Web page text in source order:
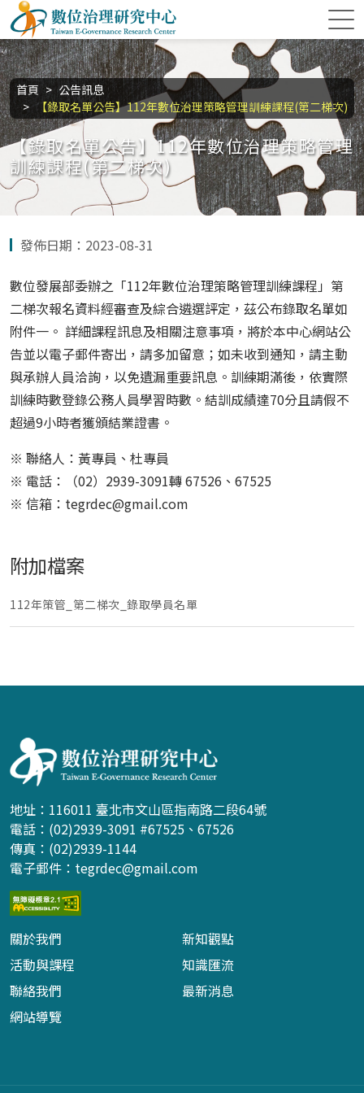
跳到主要內容區塊
數位治理研究中心
首頁
公告訊息
【錄取名單公告】112年數位治理策略管理訓練課程(第二梯次)
:::
【錄取名單公告】112年數位治理策略管理
訓練課程(第二梯次)
發佈日期：2023-08-31
數位發展部委辦之「112年數位治理策略管理訓練課程」第
二梯次報名資料經審查及綜合遴選評定，茲公布錄取名單如
附件一。 詳細課程訊息及相關注意事項，將於本中心網站公
告並以電子郵件寄出，請多加留意；如未收到通知，請主動
與承辦人員洽詢，以免遺漏重要訊息。訓練期滿後，依實際
訓練時數登錄公務人員學習時數。結訓成績達70分且請假不
超過9小時者獲頒結業證書。
※ 聯絡人：黃專員、杜專員
※ 電話：（02）2939-3091轉 67526、67525
※ 信箱： tegrdec@gmail.com
附加檔案
112年策管_第二梯次_錄取學員名單
地址：116011 臺北市文山區指南路二段64號
電話：(02)2939-3091 #67525、67526
傳真：(02)2939-1144
電子郵件： tegrdec@gmail.com
關於我們
新知觀點
活動與課程
知識匯流
聯絡我們
最新消息
網站導覽